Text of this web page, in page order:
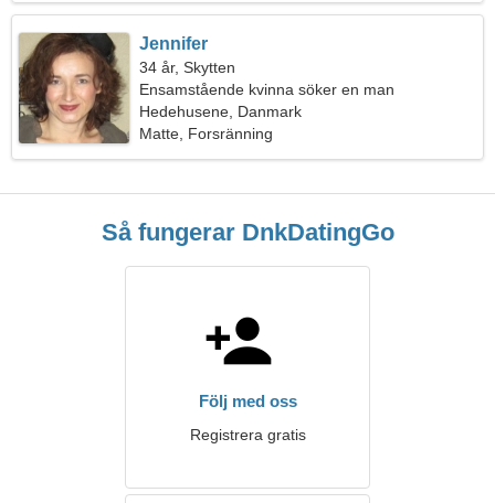
Jennifer
34 år, Skytten
Ensamstående kvinna söker en man
Hedehusene, Danmark
Matte, Forsränning
Så fungerar DnkDatingGo
Följ med oss
Registrera gratis